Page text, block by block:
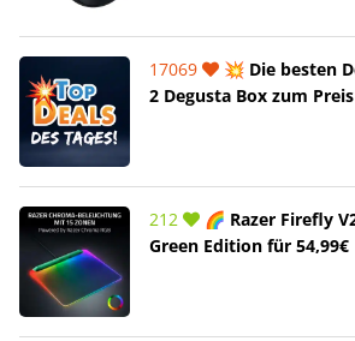
17069
💥 Die besten
2 Degusta Box zum
212
🌈 Razer Firefly
Green Edition für 54,99€